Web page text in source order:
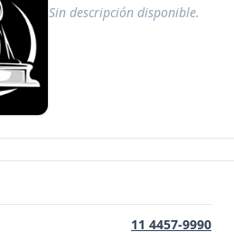
Sin descripción disponible.
11 4457-9990